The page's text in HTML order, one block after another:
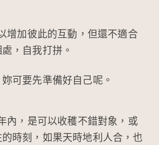
增加彼此的互動，但還不適合
，自我打拼。
可要先準備好自己呢。
內，是可以收穫不錯對象，或
時刻，如果天時地利人合，也